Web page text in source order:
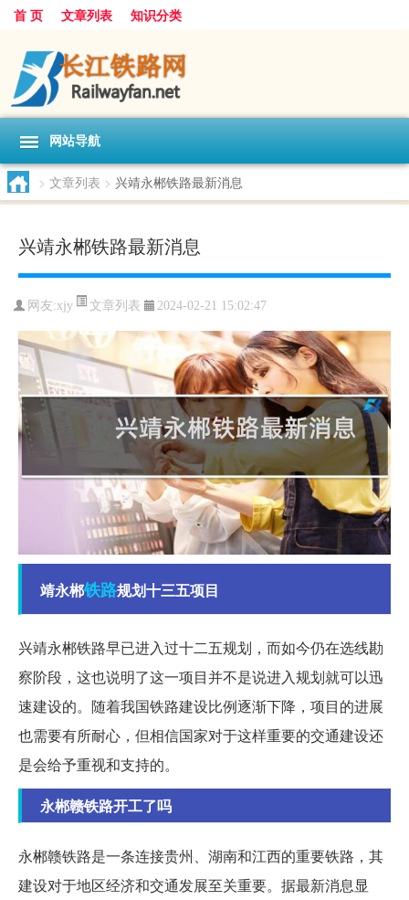
首 页 文章列表 知识分类
网站导航
> 文章列表 > 兴靖永郴铁路最新消息
兴靖永郴铁路最新消息
网友:xjy 文章列表 2024-02-21 15:02:47
靖永郴铁路规划十三五项目
兴靖永郴铁路早已进入过十二五规划，而如今仍在选线勘
察阶段，这也说明了这一项目并不是说进入规划就可以迅
速建设的。随着我国铁路建设比例逐渐下降，项目的进展
也需要有所耐心，但相信国家对于这样重要的交通建设还
是会给予重视和支持的。
永郴赣铁路开工了吗
永郴赣铁路是一条连接贵州、湖南和江西的重要铁路，其
建设对于地区经济和交通发展至关重要。据最新消息显